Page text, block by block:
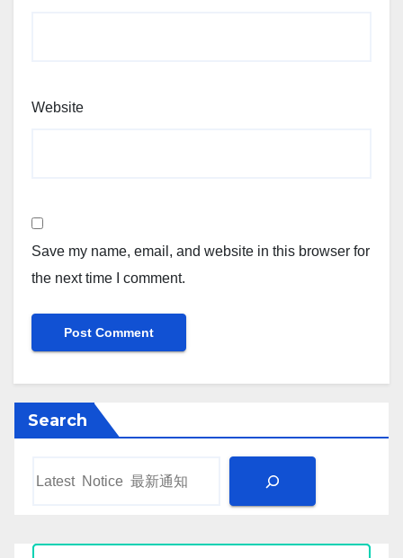
Website
Save my name, email, and website in this browser for
the next time I comment.
Search